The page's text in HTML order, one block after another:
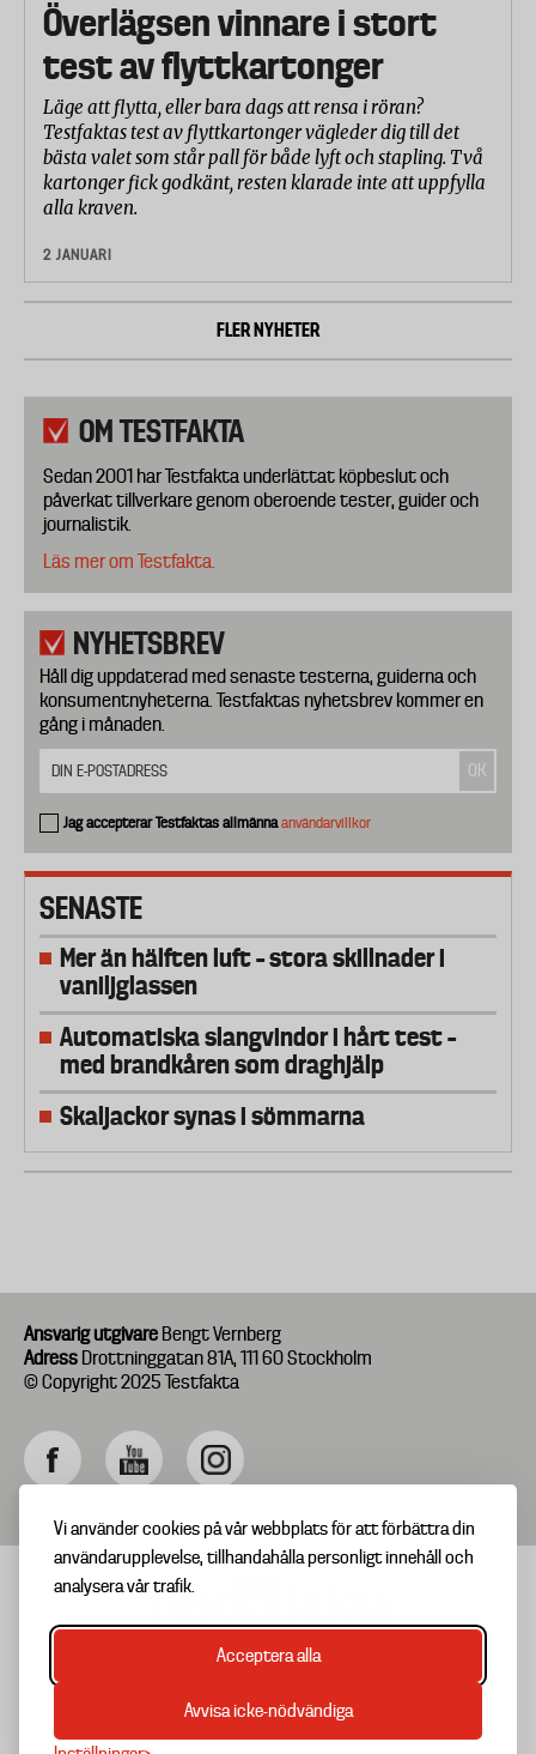
Vi använder cookies på vår webbplats för att förbättra din
användarupplevelse, tillhandahålla personligt innehåll och
analysera vår trafik.
Acceptera alla
Avvisa icke-nödvändiga
Överlägsen vinnare i stort
test av flyttkartonger
Läge att flytta, eller bara dags att rensa i röran?
Testfaktas test av flyttkartonger vägleder dig till det
bästa valet som står pall för både lyft och stapling. Två
kartonger fick godkänt, resten klarade inte att uppfylla
alla kraven.
2 JANUARI
FLER NYHETER
OM TESTFAKTA
Sedan 2001 har Testfakta underlättat köpbeslut och
påverkat tillverkare genom oberoende tester, guider och
journalistik.
Läs mer om Testfakta.
NYHETSBREV
Håll dig uppdaterad med senaste testerna, guiderna och
konsumentnyheterna. Testfaktas nyhetsbrev kommer en
gång i månaden.
Jag accepterar Testfaktas allmännaanvändarvillkor
SENASTE
Mer än hälften luft – stora skillnader i
vaniljglassen
Automatiska slangvindor i hårt test –
med brandkåren som draghjälp
Skaljackor synas i sömmarna
Ansvarig utgivare Bengt Vernberg
Adress Drottninggatan 81A, 111 60 Stockholm
© Copyright 2025 Testfakta
Footer
menu
TIPSA OSS
OM TESTFAKTA
NYHETSBREV